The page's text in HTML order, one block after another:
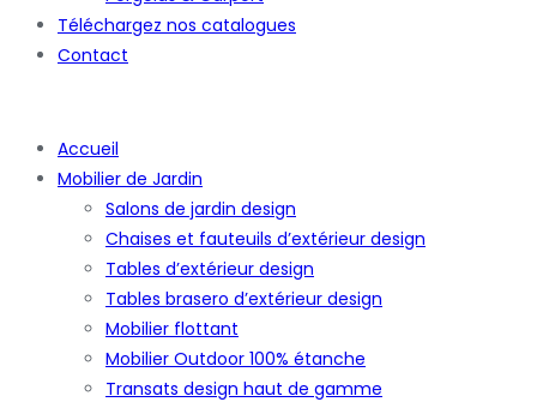
Téléchargez nos catalogues
Contact
Accueil
Mobilier de Jardin
Salons de jardin design
Chaises et fauteuils d’extérieur design
Tables d’extérieur design
Tables brasero d’extérieur design
Mobilier flottant
Mobilier Outdoor 100% étanche
Transats design haut de gamme